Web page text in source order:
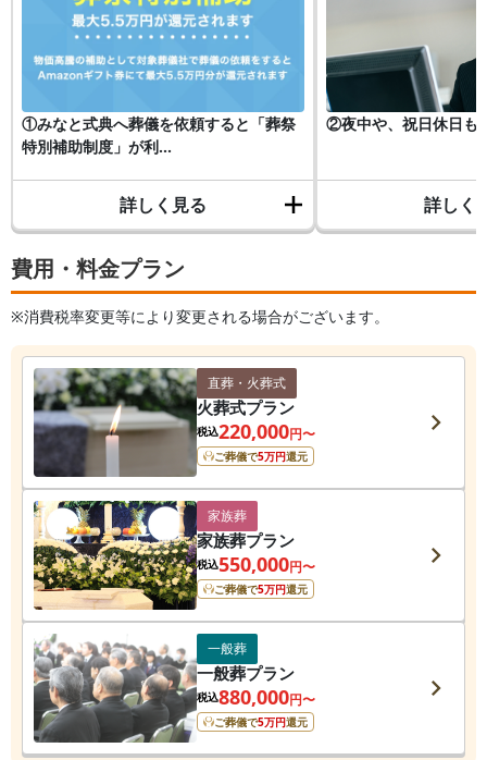
費用・料金プラン
※消費税率変更等により変更される場合がございます。
直葬・火葬式
火葬式プラン
税込220,000円〜
ご葬儀で5万円還元
家族葬
家族葬プラン
税込550,000円〜
ご葬儀で5万円還元
一般葬
一般葬プラン
税込880,000円〜
ご葬儀で5万円還元
①みなと式典へ葬儀を依頼すると「葬祭
特別補助制度」が利...
詳しく見る
②夜中や、祝日休日も
詳しく